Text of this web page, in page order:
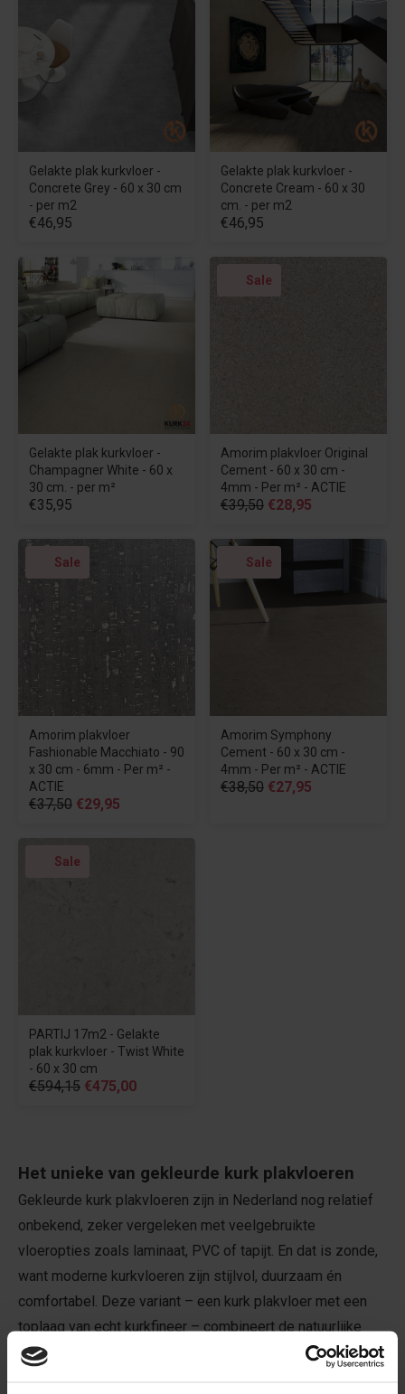
Gelakte plak kurkvloer -
Concrete Grey - 60 x 30 cm
- per m2
€46,95
Gelakte plak kurkvloer -
Concrete Cream - 60 x 30
cm. - per m2
€46,95
Gelakte plak kurkvloer -
Champagner White - 60 x
30 cm. - per m²
€35,95
Sale
Amorim plakvloer Original
Cement - 60 x 30 cm -
4mm - Per m² - ACTIE
€39,50 €28,95
Sale
Amorim plakvloer
Fashionable Macchiato - 90
x 30 cm - 6mm - Per m² -
ACTIE
€37,50 €29,95
Sale
Amorim Symphony
Cement - 60 x 30 cm -
4mm - Per m² - ACTIE
€38,50 €27,95
Sale
PARTIJ 17m2 - Gelakte
plak kurkvloer - Twist White
- 60 x 30 cm
€594,15 €475,00
Het unieke van gekleurde kurk plakvloeren
Gekleurde kurk plakvloeren zijn in Nederland nog relatief
onbekend, zeker vergeleken met veelgebruikte
vloeropties zoals laminaat, PVC of tapijt. En dat is zonde,
want moderne kurkvloeren zijn stijlvol, duurzaam én
comfortabel. Deze variant – een kurk plakvloer met een
toplaag van echt kurkfineer – combineert de natuurlijke
uitstraling van kurk met een eigentijdse kleurafwerking. Zo